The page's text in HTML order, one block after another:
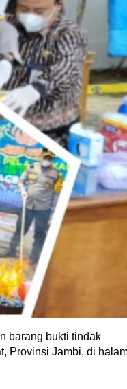
barang bukti tindak
Provinsi Jambi, di